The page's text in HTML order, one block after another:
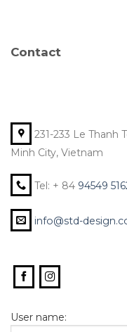
Contact
231-233 Le Thanh
Minh City, Vietnam
Tel: + 84 94549
info@std-
User name: